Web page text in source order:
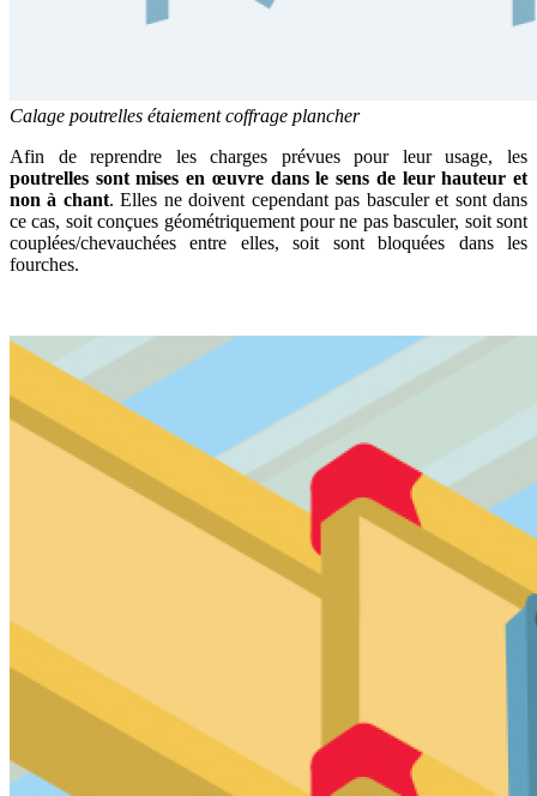
Calage poutrelles étaiement coffrage plancher
Afin de reprendre les charges prévues pour leur usage, les
poutrelles sont mises en œuvre dans le sens de leur hauteur et
non à chant. Elles ne doivent cependant pas basculer et sont dans
ce cas, soit conçues géométriquement pour ne pas basculer, soit sont
couplées/chevauchées entre elles, soit sont bloquées dans les
fourches.